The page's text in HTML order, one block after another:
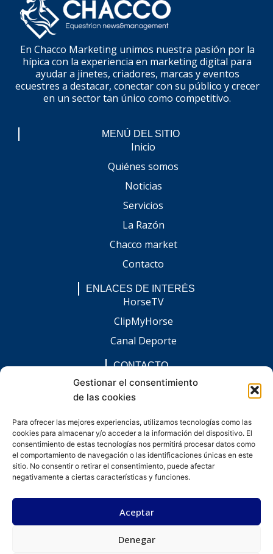
Gestionar el consentimiento
de las cookies
Para ofrecer las mejores experiencias, utilizamos tecnologías como las
cookies para almacenar y/o acceder a la información del dispositivo. El
consentimiento de estas tecnologías nos permitirá procesar datos como
el comportamiento de navegación o las identificaciones únicas en este
sitio. No consentir o retirar el consentimiento, puede afectar
negativamente a ciertas características y funciones.
Aceptar
Denegar
En Chacco Marketing unimos nuestra pasión por la
hípica con la experiencia en marketing digital para
ayudar a jinetes, criadores, marcas y eventos
ecuestres a destacar, conectar con su público y crecer
en un sector tan único como competitivo.
MENÚ DEL SITIO
Inicio
Quiénes somos
Noticias
Servicios
La Razón
Chacco market
Contacto
ENLACES DE INTERÉS
HorseTV
ClipMyHorse
Canal Deporte
CONTACTO
comunicacion@chaccoinfo.com
Presentes en todo el ámbito nacional
F
a
c
e
b
o
I
n
s
t
a
g
L
i
n
k
e
d
i
n
E
n
v
e
l
o
W
h
a
t
s
Desarrollado por kitdigital.dev